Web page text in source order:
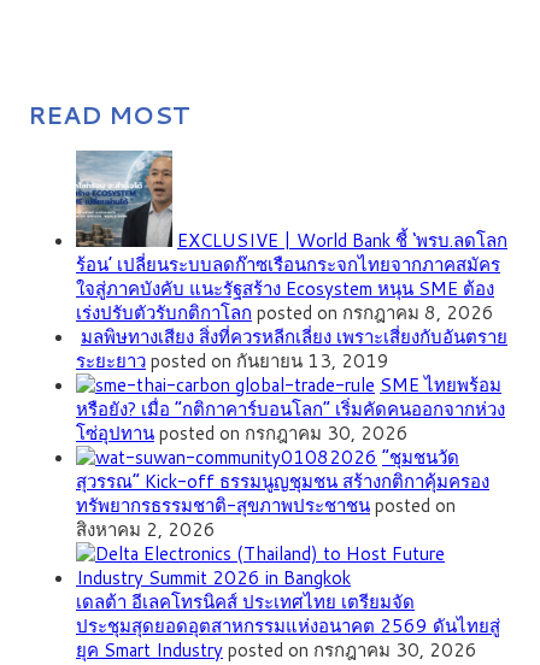
READ MOST
EXCLUSIVE | World Bank ชี้ ‘พรบ.ลดโลก
ร้อน’ เปลี่ยนระบบลดก๊าซเรือนกระจกไทยจากภาคสมัคร
ใจสู่ภาคบังคับ แนะรัฐสร้าง Ecosystem หนุน SME ต้อง
เร่งปรับตัวรับกติกาโลก posted on กรกฎาคม 8, 2026
มลพิษทางเสียง สิ่งที่ควรหลีกเลี่ยง เพราะเสี่ยงกับอันตราย
ระยะยาวposted on กันยายน 13, 2019
SME ไทยพร้อม
หรือยัง? เมื่อ “กติกาคาร์บอนโลก” เริ่มคัดคนออกจากห่วง
โซ่อุปทานposted on กรกฎาคม 30, 2026
”ชุมชนวัด
สุวรรณ” Kick-off ธรรมนูญชุมชน สร้างกติกาคุ้มครอง
ทรัพยากรธรรมชาติ-สุขภาพประชาชนposted on
สิงหาคม 2, 2026
เดลต้า อีเลคโทรนิคส์ ประเทศไทย เตรียมจัด
ประชุมสุดยอดอุตสาหกรรมแห่งอนาคต 2569 ดันไทยสู่
ยุค Smart Industryposted on กรกฎาคม 30, 2026